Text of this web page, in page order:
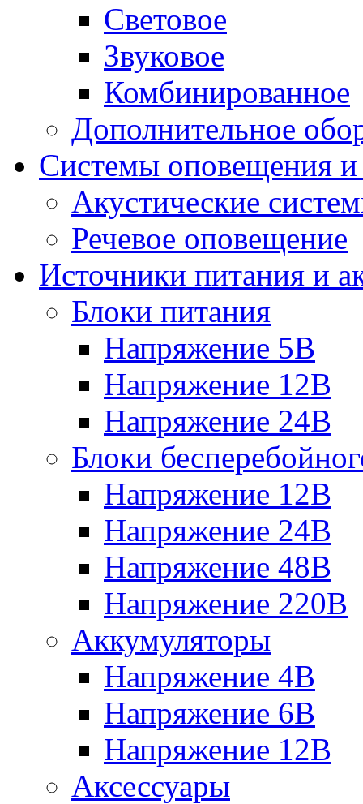
Световое
Звуковое
Комбинированное
Дополнительное
Системы оповещения и
Акустические
Речевое оповещение
Источники питания и
Блоки питания
Напряжение 5В
Напряжение 12В
Напряжение 24В
Блоки
Напряжение 12В
Напряжение 24В
Напряжение 48В
Напряжение 220В
Аккумуляторы
Напряжение 4В
Напряжение 6В
Напряжение 12В
Аксессуары